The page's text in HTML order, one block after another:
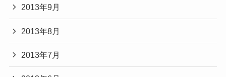
2013年9月
2013年8月
2013年7月